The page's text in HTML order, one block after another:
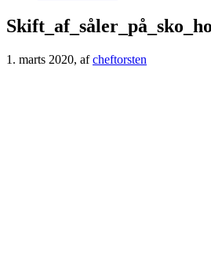
1. marts 2020, afcheftorsten